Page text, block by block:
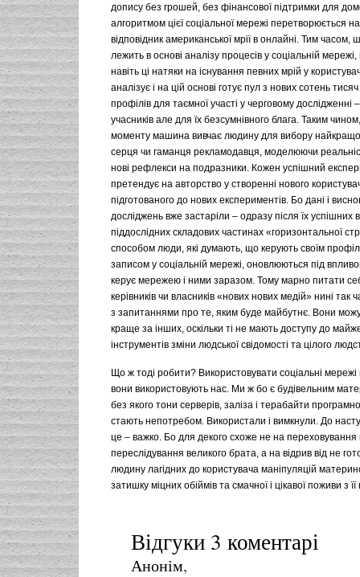
допису без грошей, без фінансової підтримки для
алгоритмом цієї соціальної мережі перетворюється
відповідник американської мрії в онлайні. Тим
лежить в основі аналізу процесів у соціальній
навіть ці натяки на існування певних мрій у
аналізує і на цій основі готує пул з нових сотень
профілів для таємної участі у черговому дослідженні
учасників але для їх безсумнівного блага. Таким
моменту машина вивчає людину для вибору
серця чи гаманця рекламодавця, моделюючи
нові рефлекси на подразники. Кожен успішний
претендує на авторство у створенні нового
підготованого до нових експериментів. Бо дані і
досліджень вже застаріли – одразу після їх успішних
піддослідних складових частинах «горизонтальної
способом люди, які думають, що керують своїм
записом у соціальній мережі, оновлюються під
керує мережею і ними заразом. Тому марно питати
керівників чи власників «нових нових медій» нині так
з запитаннями про те, яким буде майбутнє. Вони
краще за інших, оскільки ті не мають доступу до
інструментів зміни людської свідомості та цілого
Що ж тоді робити? Використовувати соціальні
вони використовують нас. Ми ж бо є будівельним
без якого тони серверів, заліза і терабайти
стають непотребом. Використали і вимкнули. До
це – важко. Бо для декого схоже не на переховування
переслідування великого брата, а на відрив від не
людину лагідних до користувача маніпуляцій
затишку міцних обіймів та смачної і цікавої поживи з її
Відгуки 3 коментарі
Анонім,